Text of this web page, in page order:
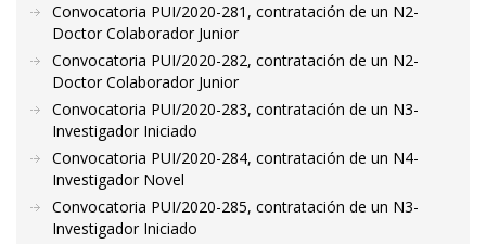
Convocatoria PUI/2020-281, contratación de un N2-
Doctor Colaborador Junior
Convocatoria PUI/2020-282, contratación de un N2-
Doctor Colaborador Junior
Convocatoria PUI/2020-283, contratación de un N3-
Investigador Iniciado
Convocatoria PUI/2020-284, contratación de un N4-
Investigador Novel
Convocatoria PUI/2020-285, contratación de un N3-
Investigador Iniciado